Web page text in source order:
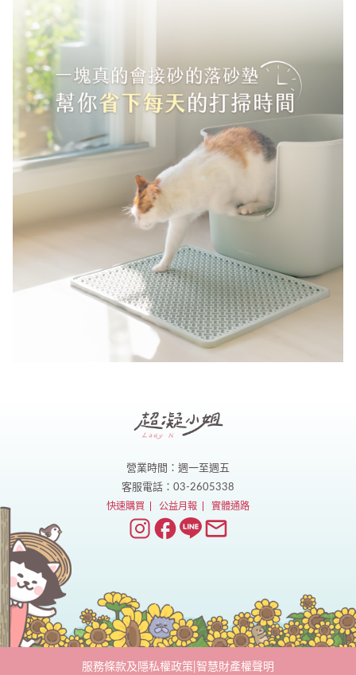
營業時間：週一至週五
客服電話：03-2605338
快速購買 公益月報 實體通路
服務條款及隱私權政策 智慧財產權聲明